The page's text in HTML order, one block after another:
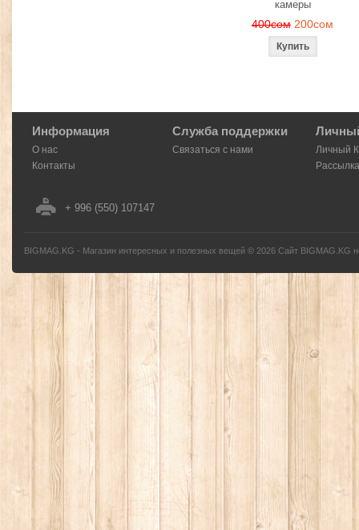
камеры
400сом 200сом
Информация
О нас
Контакты
Служба поддержки
Связаться с нами
Личный
Рассылка
+ 996 (550) 107147
BIGMAG.KG - Магазин интересных и полезных вещей © 2026 Сайт BIGMAG.KG
без письменного разрешения автора - запрещено, и будет преследоваться по